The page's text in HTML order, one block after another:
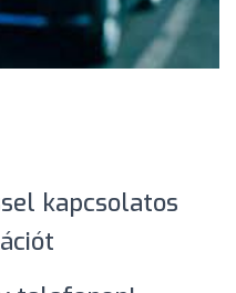
kapcsolatos